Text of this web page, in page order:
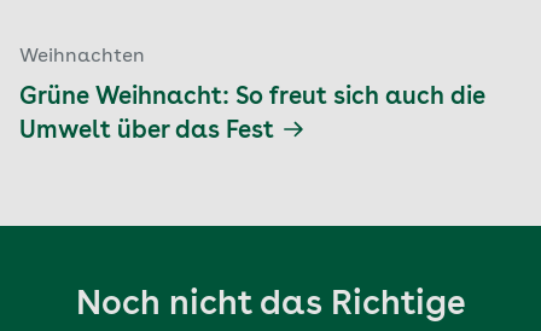
Weihnachten
Grüne Weihnacht: So freut sich auch die
Umwelt über das Fest
Noch nicht das Richtige